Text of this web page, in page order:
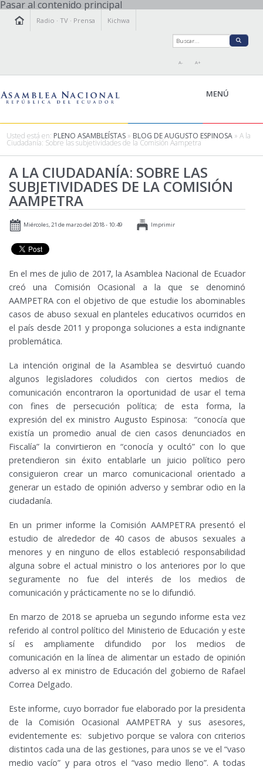
Pasar al contenido principal
Radio ·TV · Prensa Kichwa
A- A+
MENÚ
LEGISLAMOS
FISCALIZAMOS
TRANSPARENCIA
PRENSA
PARTICIPACIÓN
RELACIONES INTERNACIONALES
Usted está en: PLENO ASAMBLEÍSTAS » BLOG DE AUGUSTO ESPINOSA » A la
Ciudadanía: Sobre las subjetividades de la Comisión Aampetra
A LA CIUDADANÍA: SOBRE LAS
SUBJETIVIDADES DE LA COMISIÓN
AAMPETRA
Miércoles, 21 de marzo del 2018 - 10:49 Imprimir
En el mes de julio de 2017, la Asamblea Nacional de Ecuador
creó una Comisión Ocasional a la que se denominó
AAMPETRA con el objetivo de que estudie los abominables
casos de abuso sexual en planteles educativos ocurridos en
el país desde 2011 y proponga soluciones a esta indignante
problemática.
La intención original de la Asamblea se desvirtuó cuando
algunos legisladores coludidos con ciertos medios de
comunicación encontraron la oportunidad de usar el tema
con fines de persecución política; de esta forma, la
expresión del ex ministro Augusto Espinosa: “conocía que
existía un promedio anual de cien casos denunciados en
Fiscalía” la convirtieron en “conocía y ocultó” con lo que
pretendieron sin éxito entablarle un juicio político pero
consiguieron crear un marco comunicacional orientado a
generar un estado de opinión adverso y sembrar odio en la
ciudadanía.
En un primer informe la Comisión AAMPETRA presentó el
estudio de alrededor de 40 casos de abusos sexuales a
menores y en ninguno de ellos estableció responsabilidad
alguna sobre el actual ministro o los anteriores por lo que
seguramente no fue del interés de los medios de
comunicación y prácticamente no se lo difundió.
En marzo de 2018 se aprueba un segundo informe esta vez
referido al control político del Ministerio de Educación y este
sí es ampliamente difundido por los medios de
comunicación en la línea de alimentar un estado de opinión
adverso al ex ministro de Educación del gobierno de Rafael
Correa Delgado.
Este informe, cuyo borrador fue elaborado por la presidenta
de la Comisión Ocasional AAMPETRA y sus asesores,
evidentemente es: subjetivo porque se valora con criterios
distintos cada una de las gestiones, para unos se ve el “vaso
medio vacío” y para otros el “vaso medio lleno”. A todas